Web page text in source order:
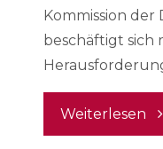
Kommission
beschäftigt sich
Weiterlesen